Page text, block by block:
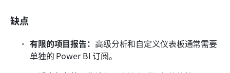
缺点
有限的项目报告： 高级分析和自定义仪表板通常需要
单独的 Power BI 订阅。